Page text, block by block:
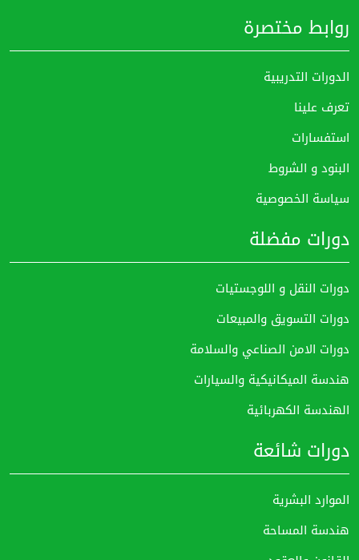
روابط مختصرة
الدورات التدريبية
تعرف علينا
استفسارات
البنود و الشروط
سياسة الخصوصية
دورات مفضلة
دورات النقل و اللوجستيات
دورات التسويق والمبيعات
دورات الامن الصناعي والسلامة
هندسة الميكانيكية والسيارات
الهندسة الكهربائية
دورات شائعة
الموارد البشرية
هندسة المساحة